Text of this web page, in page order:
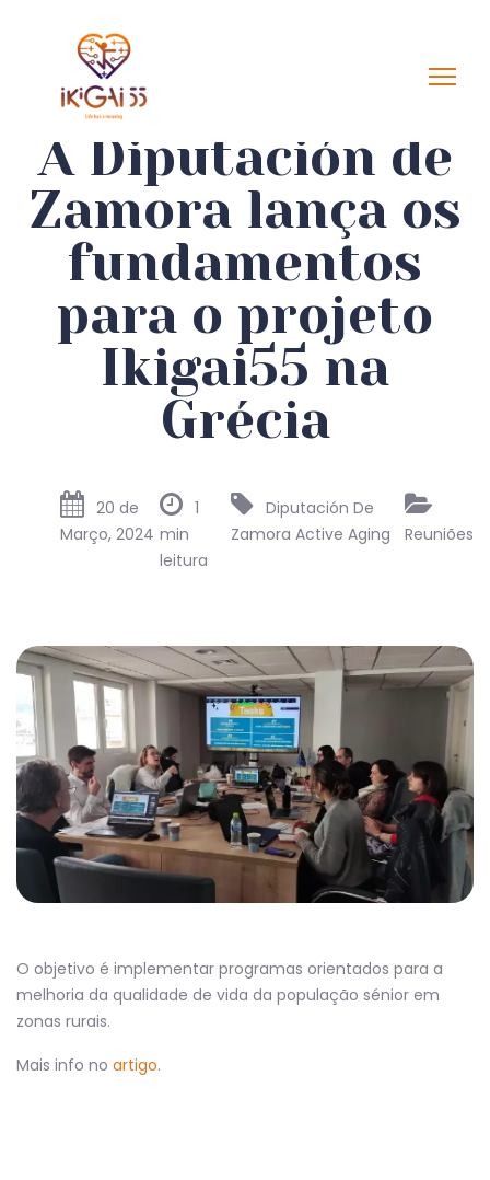
A Diputación de
Zamora lança os
fundamentos
para o projeto
Ikigai55 na
Grécia
20 de
Março, 2024
1
min
leitura
Diputación De
Zamora Active Aging Reuniões
O objetivo é implementar programas orientados para a
melhoria da qualidade de vida da população sénior em
zonas rurais.
Mais info no artigo.